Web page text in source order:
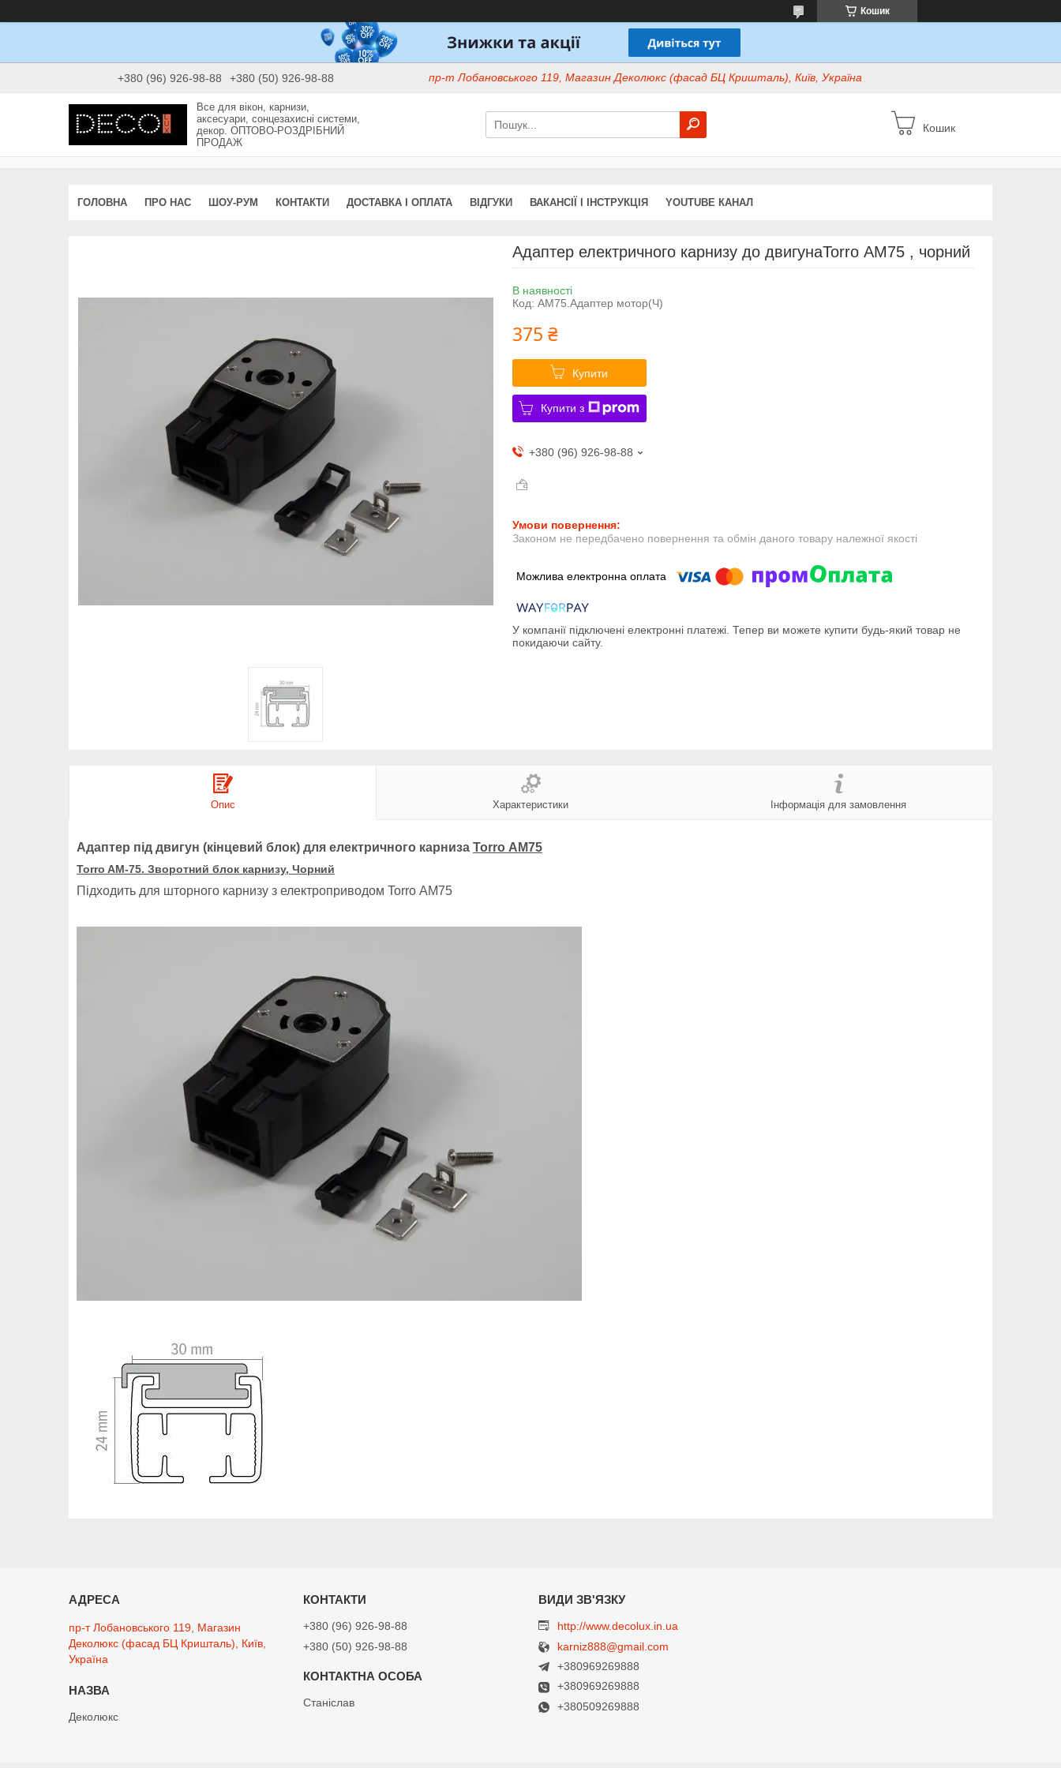
Кошик
+380 (96) 926-98-88 +380 (50) 926-98-88 пр-т Лобановського 119, Магазин Деколюкс (фасад БЦ Кришталь), Київ, Україна
Все для вікон, карнизи,
аксесуари, сонцезахисні системи,
декор. ОПТОВО-РОЗДРІБНИЙ
ПРОДАЖ
Кошик
ГОЛОВНА ПРО НАС ШОУ-РУМ КОНТАКТИ ДОСТАВКА І ОПЛАТА ВІДГУКИ ВАКАНСІЇ І ІНСТРУКЦІЯ YOUTUBE КАНАЛ
Адаптер електричного карнизу до двигунаTorro АМ75 , чорний
В наявності
Код: AM75.Адаптер мотор(Ч)
375 ₴
Купити
Купити з
+380 (96) 926-98-88
Законом не передбачено повернення та обмін даного товару належної якості
У компанії підключені електронні платежі. Тепер ви можете купити будь-який товар не
покидаючи сайту.
Опис Характеристики Інформація для замовлення
Адаптер під двигун (кінцевий блок) для електричного карниза Torro АМ75
Torro AM-75. Зворотний блок карнизу, Чорний
Підходить для шторного карнизу з електроприводом Torro АМ75
пр-т Лобановського 119, Магазин
Деколюкс (фасад БЦ Кришталь), Київ,
Україна
Деколюкс
+380 (96) 926-98-88
+380 (50) 926-98-88
Станіслав
http://www.decolux.in.ua
karniz888@gmail.com
+380969269888
+380969269888
+380509269888